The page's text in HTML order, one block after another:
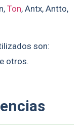
Ton, Antx, Antto,
son:
otros.